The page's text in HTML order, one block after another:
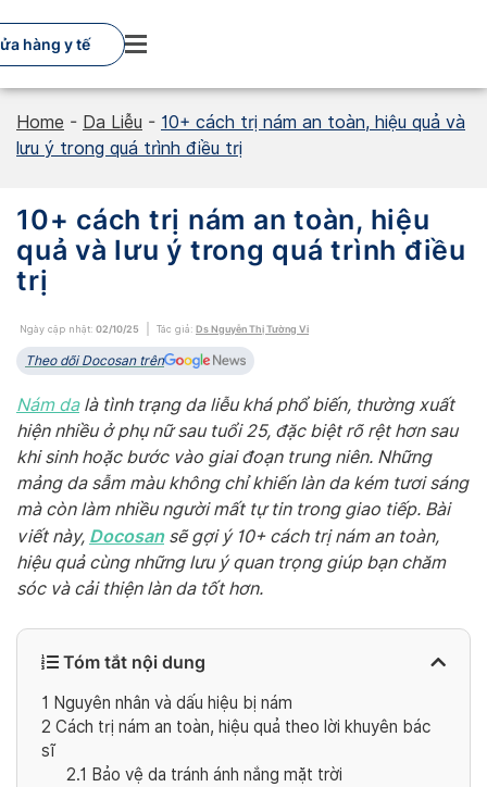
to
content
hàng y tế
Home - Da Liễu - 10+ cách trị nám an toàn, hiệu quả và
lưu ý trong quá trình điều trị
10+ cách trị nám an toàn, hiệu
quả và lưu ý trong quá trình điều
trị
Ngày cập nhật: 02/10/25 Tác giả: Ds Nguyễn Thị Tường Vi
Theo dõi Docosan trên
Nám dalà tình trạng da liễu khá phổ biến, thường xuất
hiện nhiều ở phụ nữ sau tuổi 25, đặc biệt rõ rệt hơn sau
khi sinh hoặc bước vào giai đoạn trung niên. Những
mảng da sẫm màu không chỉ khiến làn da kém tươi sáng
mà còn làm nhiều người mất tự tin trong giao tiếp. Bài
viết này, Docosansẽ gợi ý 10+ cách trị nám an toàn,
hiệu quả cùng những lưu ý quan trọng giúp bạn chăm
sóc và cải thiện làn da tốt hơn.
Tóm tắt nội dung
1 Nguyên nhân và dấu hiệu bị nám
2 Cách trị nám an toàn, hiệu quả theo lời khuyên bác
sĩ
2.1 Bảo vệ da tránh ánh nắng mặt trời